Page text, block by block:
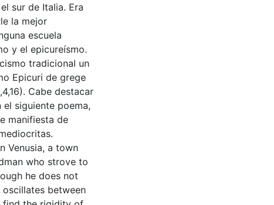
sur de Italia. Era
la mejor
escuela
y el epicureísmo.
tradicional un
Epicuri de grege
Cabe destacar
siguiente poema,
manifiesta de
Venusia, a town
who strove to
he does not
between